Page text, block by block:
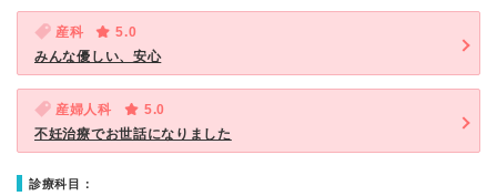
産科
5.0
みんな優しい、安心
産婦人科
5.0
不妊治療でお世話になりました
診療科目：